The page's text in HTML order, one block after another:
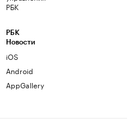
РБК
РБК
Новости
iOS
Android
AppGallery